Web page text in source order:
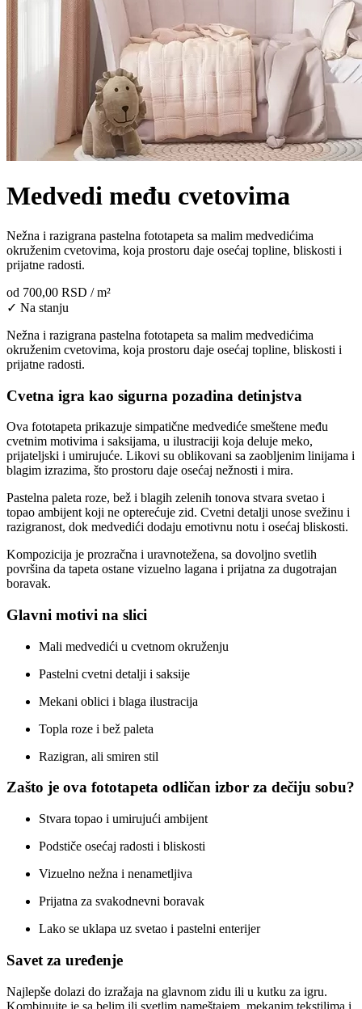
Medvedi među cvetovima
Nežna i razigrana pastelna fototapeta sa malim medvedićima
okruženim cvetovima, koja prostoru daje osećaj topline, bliskosti i
prijatne radosti.
od 700,00 RSD / m²
✓ Na stanju
Nežna i razigrana pastelna fototapeta sa malim medvedićima
okruženim cvetovima, koja prostoru daje osećaj topline, bliskosti i
prijatne radosti.
Cvetna igra kao sigurna pozadina detinjstva
Ova fototapeta prikazuje simpatične medvediće smeštene među
cvetnim motivima i saksijama, u ilustraciji koja deluje meko,
prijateljski i umirujuće. Likovi su oblikovani sa zaobljenim linijama i
blagim izrazima, što prostoru daje osećaj nežnosti i mira.
Pastelna paleta roze, bež i blagih zelenih tonova stvara svetao i
topao ambijent koji ne opterećuje zid. Cvetni detalji unose svežinu i
razigranost, dok medvedići dodaju emotivnu notu i osećaj bliskosti.
Kompozicija je prozračna i uravnotežena, sa dovoljno svetlih
površina da tapeta ostane vizuelno lagana i prijatna za dugotrajan
boravak.
Glavni motivi na slici
Mali medvedići u cvetnom okruženju
Pastelni cvetni detalji i saksije
Mekani oblici i blaga ilustracija
Topla roze i bež paleta
Razigran, ali smiren stil
Zašto je ova fototapeta odličan izbor za dečiju sobu?
Stvara topao i umirujući ambijent
Podstiče osećaj radosti i bliskosti
Vizuelno nežna i nenametljiva
Prijatna za svakodnevni boravak
Lako se uklapa uz svetao i pastelni enterijer
Savet za uređenje
Najlepše dolazi do izražaja na glavnom zidu ili u kutku za igru.
Kombinujte je sa belim ili svetlim nameštajem, mekanim tekstilima i